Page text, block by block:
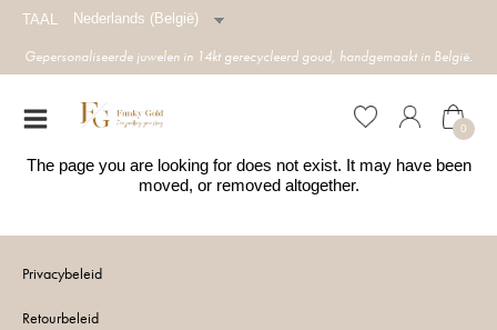
TAAL Nederlands (België)
Gepersonaliseerde juwelen in 14kt gerecycleerd goud, handgemaakt in België.
0
The page you are looking for does not exist. It may have been
moved, or removed altogether.
Privacybeleid
Retourbeleid